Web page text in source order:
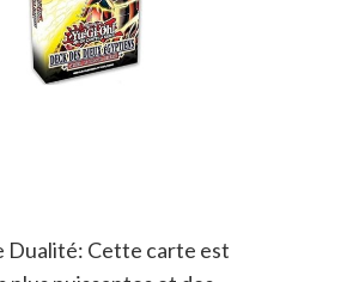
Dualité: Cette carte est